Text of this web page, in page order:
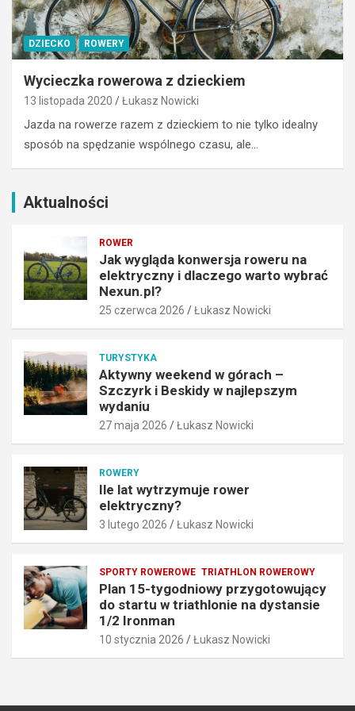
DZIECKO ROWERY
Wycieczka rowerowa z dzieckiem
13 listopada 2020 Łukasz Nowicki
Jazda na rowerze razem z dzieckiem to nie tylko idealny
sposób na spędzanie wspólnego czasu, ale…
Aktualności
ROWER
Jak wygląda konwersja roweru na
elektryczny i dlaczego warto wybrać
Nexun.pl?
25 czerwca 2026 Łukasz Nowicki
TURYSTYKA
Aktywny weekend w górach –
Szczyrk i Beskidy w najlepszym
wydaniu
27 maja 2026 Łukasz Nowicki
ROWERY
Ile lat wytrzymuje rower
elektryczny?
3 lutego 2026 Łukasz Nowicki
SPORTY ROWEROWE TRIATHLON ROWEROWY
Plan 15-tygodniowy przygotowujący
do startu w triathlonie na dystansie
1/2 Ironman
10 stycznia 2026 Łukasz Nowicki
r
y
c
z
n
y
d
a
z
o
w
a
o
w
y
b
a
N
e
x
u
n
p
?
25
czerwca
2026
Nowicki
–
S
z
z
y
k
B
s
d
y
w
n
j
e
p
s
z
m
w
y
d
a
n
u
27
maja
2026
Nowicki